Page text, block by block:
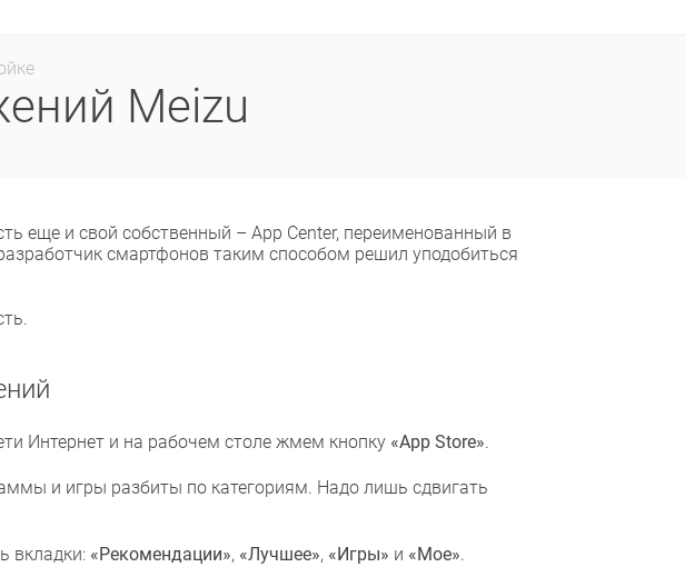
Meizu
еще и свой собственный – App Center, переименованный в
смартфонов таким способом решил уподобиться
Интернет и на рабочем столе жмем кнопку «App Store».
и игры разбиты по категориям. Надо лишь сдвигать
вкладки: «Рекомендации», «Лучшее», «Игры» и «Мое».